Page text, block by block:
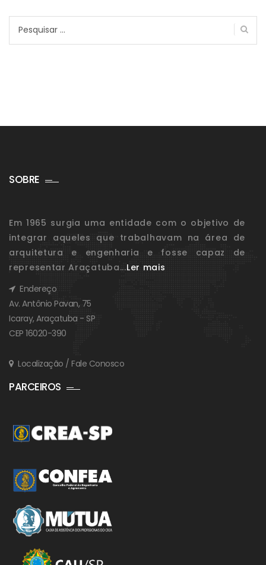
SOBRE
Em 1965 surgia uma entidade com o objetivo de
integrar aqueles que trabalhavam na área de
arquitetura e engenharia e fosse capaz de
representar Araçatuba...Ler mais
Endereço
Av. Antônio Pavan, 75
Icaray, Araçatuba - SP
CEP 16020-390
Localização / Fale Conosco
PARCEIROS